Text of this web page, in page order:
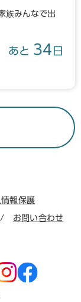
族みんなで出
あと 34 日
報保護
お問い合わせ